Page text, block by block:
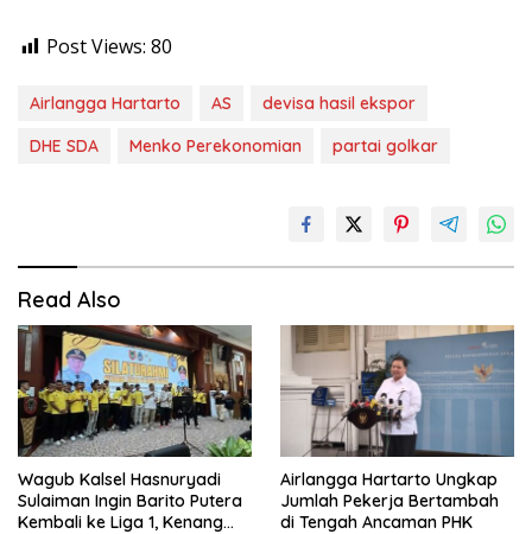
Post Views: 80
Airlangga Hartarto AS
devisa hasil ekspor
DHE SDA
Menko Perekonomian partai golkar
Read Also
Wagub Kalsel Hasnuryadi
Sulaiman Ingin Barito Putera
Kembali ke Liga 1, Kenang
Airlangga Hartarto Ungkap
Jumlah Pekerja Bertambah
di Tengah Ancaman PHK